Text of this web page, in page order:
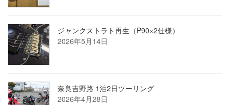
ジャンクストラト再生（P90×2仕様）
2026年5月14日
奈良吉野路 1泊2日ツーリング
2026年4月28日